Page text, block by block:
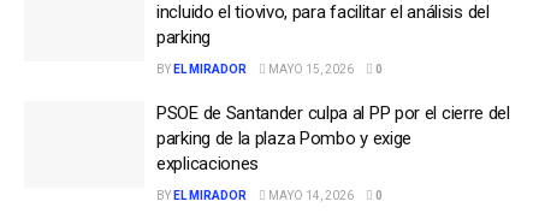
incluido el tiovivo, para facilitar el análisis del
parking
BY EL MIRADOR MAYO 15, 2026 0
PSOE de Santander culpa al PP por el cierre del
parking de la plaza Pombo y exige
explicaciones
BY EL MIRADOR MAYO 14, 2026 0